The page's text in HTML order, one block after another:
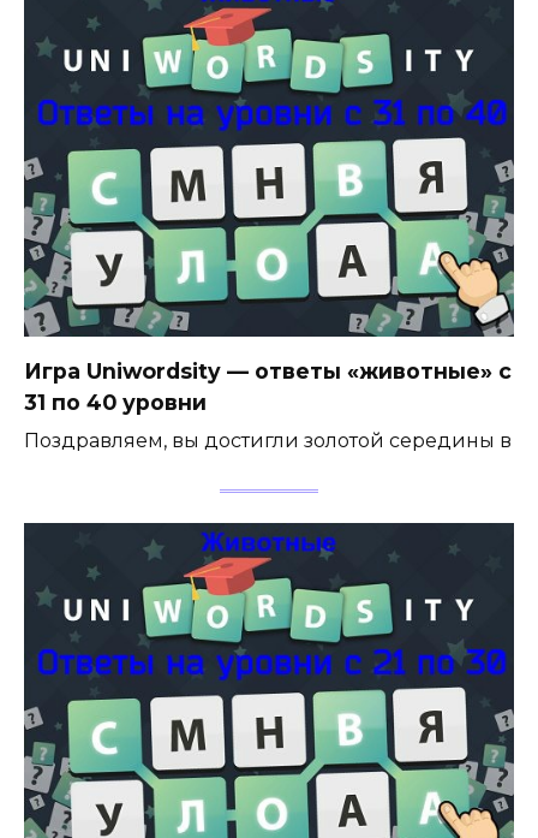
Игра Uniwordsity — ответы «животные» с
31 по 40 уровни
Поздравляем, вы достигли золотой середины в